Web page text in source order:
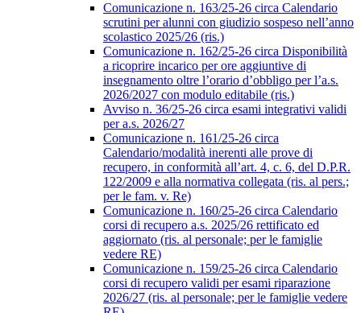
Comunicazione n. 163/25-26 circa Calendario
scrutini per alunni con giudizio sospeso nell’anno
scolastico 2025/26 (ris.)
Comunicazione n. 162/25-26 circa Disponibilità
a ricoprire incarico per ore aggiuntive di
insegnamento oltre l’orario d’obbligo per l’a.s.
2026/2027 con modulo editabile (ris.)
Avviso n. 36/25-26 circa esami integrativi validi
per a.s. 2026/27
Comunicazione n. 161/25-26 circa
Calendario/modalità inerenti alle prove di
recupero, in conformità all’art. 4, c. 6, del D.P.R.
122/2009 e alla normativa collegata (ris. al pers.;
per le fam. v. Re)
Comunicazione n. 160/25-26 circa Calendario
corsi di recupero a.s. 2025/26 rettificato ed
aggiornato (ris. al personale; per le famiglie
vedere RE)
Comunicazione n. 159/25-26 circa Calendario
corsi di recupero validi per esami riparazione
2026/27 (ris. al personale; per le famiglie vedere